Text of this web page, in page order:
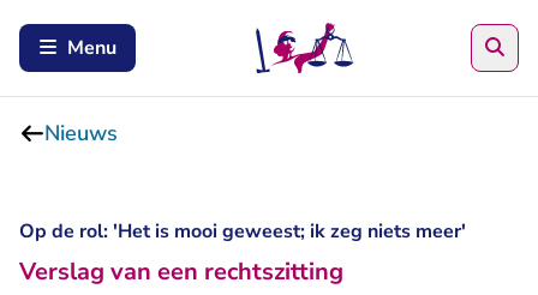
Menu
Nieuws
Op de rol: 'Het is mooi geweest; ik zeg niets meer'
Verslag van een rechtszitting